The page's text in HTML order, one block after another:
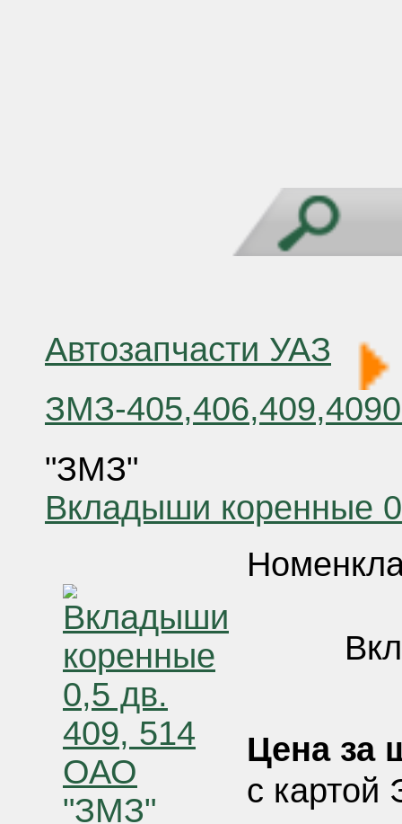
Автозапчасти УАЗ
ЗМЗ-
"ЗМЗ"
Вкладыши коренные
Цена за
с картой